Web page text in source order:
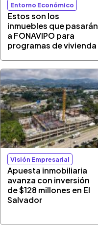
Entorno Económico
Estos son los
inmuebles que pasarán
a FONAVIPO para
programas de vivienda
Visión Empresarial
Apuesta inmobiliaria
avanza con inversión
de $128 millones en El
Salvador